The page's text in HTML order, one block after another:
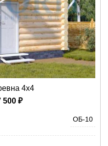
4х4
500 ₽
ОБ-10